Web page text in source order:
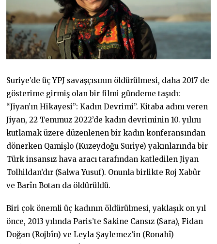
Suriye’de üç YPJ savaşçısının öldürülmesi, daha 2017 de
gösterime girmiş olan bir filmi gündeme taşıdı:
“Jiyan’ın Hikayesi”: Kadın Devrimi”. Kitaba adını veren
Jiyan, 22 Temmuz 2022’de kadın devriminin 10. yılını
kutlamak üzere düzenlenen bir kadın konferansından
dönerken Qamişlo (Kuzeydoğu Suriye) yakınlarında bir
Türk insansız hava aracı tarafından katledilen Jiyan
Tolhildan’dır (Salwa Yusuf). Onunla birlikte Roj Xabûr
ve Barîn Botan da öldürüldü.
Biri çok önemli üç kadının öldürülmesi, yaklaşık on yıl
önce, 2013 yılında Paris’te Sakine Cansız (Sara), Fidan
Doğan (Rojbîn) ve Leyla Şaylemez’in (Ronahî)